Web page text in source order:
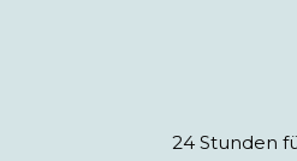
24 Stunden